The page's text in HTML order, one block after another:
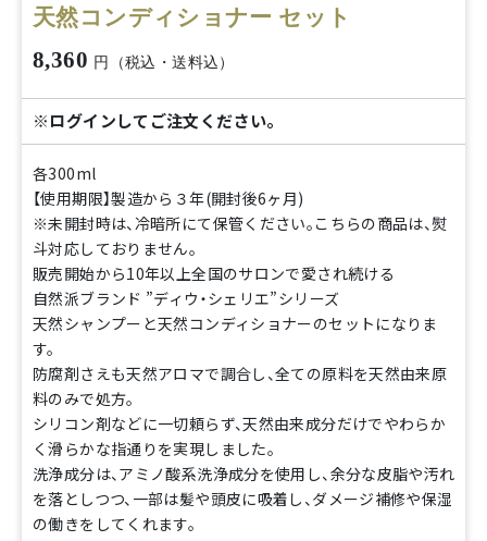
天然コンディショナー セット
8,360 円（税込・送料込）
※ログインしてご注文ください。
各300ml
【使用期限】製造から３年(開封後6ヶ月)
※未開封時は、冷暗所にて保管ください。こちらの商品は、熨
斗対応しておりません。
販売開始から10年以上全国のサロンで愛され続ける
自然派ブランド ”ディウ・シェリエ”シリーズ
天然シャンプーと天然コンディショナーのセットになりま
す。
防腐剤さえも天然アロマで調合し、全ての原料を天然由来原
料のみで処方。
シリコン剤などに一切頼らず、天然由来成分だけでやわらか
く滑らかな指通りを実現しました。
洗浄成分は、アミノ酸系洗浄成分を使用し、余分な皮脂や汚れ
を落としつつ、一部は髪や頭皮に吸着し、ダメージ補修や保湿
の働きをしてくれます。